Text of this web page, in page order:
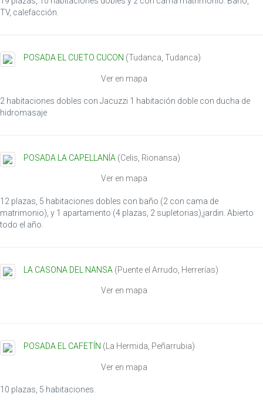
TV, calefacción.
POSADA EL CUETO CUCON (Tudanca, Tudanca)
Ver en mapa
2 habitaciones dobles con Jacuzzi 1 habitación doble con ducha de
hidromasaje
POSADA LA CAPELLANÍA (Celis Rionansa)
Ver en mapa
12 plazas, 5 habitaciones dobles con baño (2 con cama de
matrimonio), y 1 apartamento (4 plazas, 2 supletorias),jardin. Abierto
todo el año.
LA CASONA DEL NANSA (Puente el Arrudo Herrerías)
Ver en mapa
POSADA EL CAFETÍN (La Hermida, Peñarrubia)
Ver en mapa
10 plazas, 5 habitaciones.